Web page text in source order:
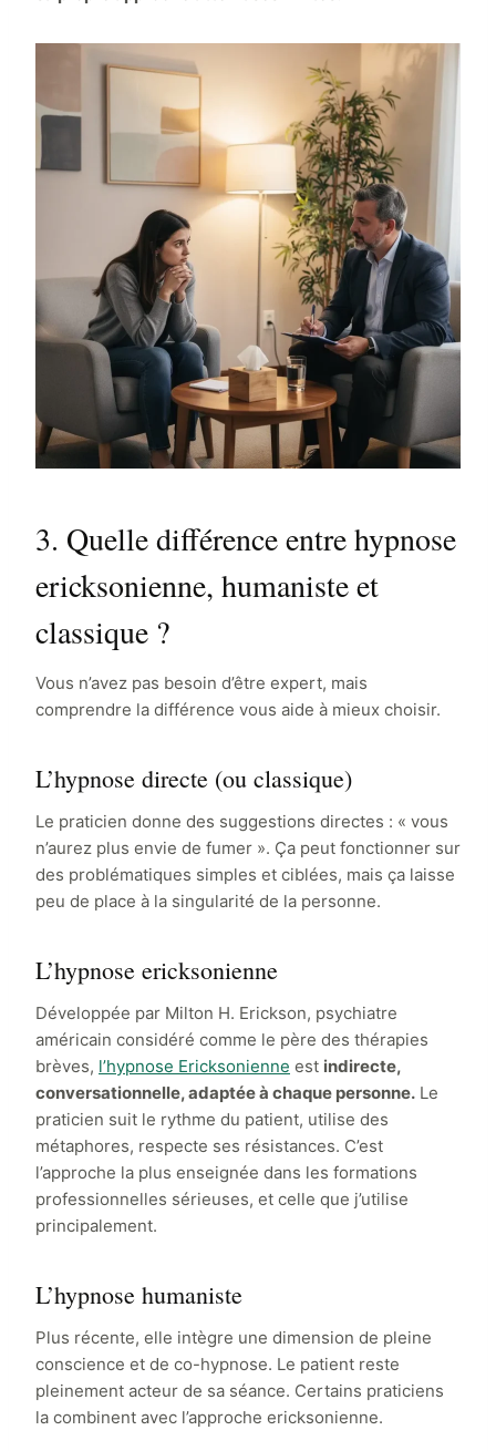
3. Quelle différence entre hypnose
ericksonienne, humaniste et
classique ?
Vous n’avez pas besoin d’être expert, mais
comprendre la différence vous aide à mieux choisir.
L’hypnose directe (ou classique)
Le praticien donne des suggestions directes : « vous
n’aurez plus envie de fumer ». Ça peut fonctionner sur
des problématiques simples et ciblées, mais ça laisse
peu de place à la singularité de la personne.
L’hypnose ericksonienne
Développée par Milton H. Erickson, psychiatre
américain considéré comme le père des thérapies
brèves, l’hypnose Ericksonienne est indirecte,
conversationnelle, adaptée à chaque personne. Le
praticien suit le rythme du patient, utilise des
métaphores, respecte ses résistances. C’est
l’approche la plus enseignée dans les formations
professionnelles sérieuses, et celle que j’utilise
principalement.
L’hypnose humaniste
Plus récente, elle intègre une dimension de pleine
conscience et de co-hypnose. Le patient reste
pleinement acteur de sa séance. Certains praticiens
la combinent avec l’approche ericksonienne.